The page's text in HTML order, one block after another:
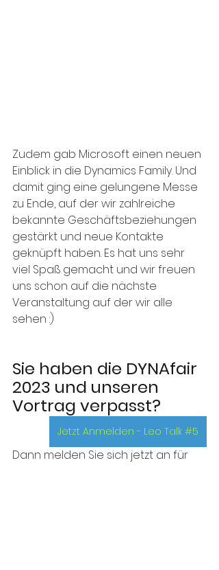
Zudem gab Microsoft einen neuen
Einblick in die Dynamics Family. Und
damit ging eine gelungene Messe
zu Ende, auf der wir zahlreiche
bekannte Geschäftsbeziehungen
gestärkt und neue Kontakte
geknüpft haben. Es hat uns sehr
viel Spaß gemacht und wir freuen
uns schon auf die nächste
Veranstaltung auf der wir alle
sehen :)
Sie haben die DYNAfair
2023 und unseren
Vortrag verpasst?
Jetzt Anmelden - Leo Talk #5
Dann melden Sie sich jetzt an für